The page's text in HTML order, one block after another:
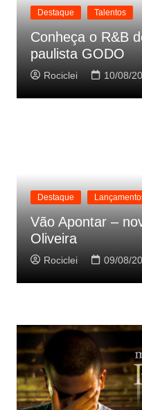
Destaque Talentos
Conheça o R&B
paulista GODO
Rociclei 10/08/
Destaque
Vão Apontar –
Oliveira
Rociclei 09/08/